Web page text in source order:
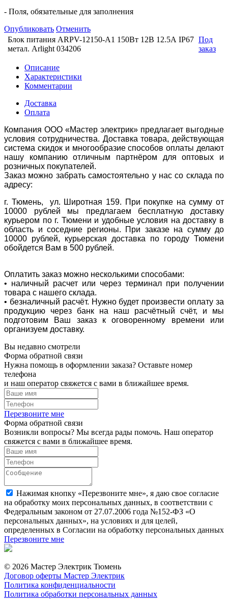
- Поля, обязательные для заполнения
Опубликовать Отменить
Блок питания ARPV-12150-A1 150Вт 12В 12.5А IP67
метал. Arlight 034206
Под
заказ
Описание
Характеристики
Комментарии
Доставка
Оплата
Компания ООО «Мастер электрик» предлагает выгодные
условия сотрудничества. Доставка товара, действующая
система скидок и многообразие способов оплаты делают
нашу компанию отличным партнёром для оптовых и
розничных покупателей.
Заказ можно забрать самостоятельно у нас со склада по
адресу:
г. Тюмень, ул. Широтная 159. При покупке на сумму от
10000 рублей мы предлагаем бесплатную доставку
курьером по г. Тюмени и удобные условия на доставку в
область и соседние регионы. При заказе на сумму до
10000 рублей, курьерская доставка по городу Тюмени
обойдется Вам в 500 рублей.
Оплатить заказ можно несколькими способами:
• наличный расчет или через терминал при получении
товара с нашего склада.
• безналичный расчёт. Нужно будет произвести оплату за
продукцию через банк на наш расчётный счёт, и мы
подготовим Ваш заказ к оговоренному времени или
организуем доставку.
Вы недавно смотрели
Форма обратной связи
Нужна помощь в оформлении заказа? Оставьте номер
телефона
и наш оператор свяжется с вами в ближайшее время.
Перезвоните мне
Форма обратной связи
Возникли вопросы? Мы всегда рады помочь. Наш оператор
свяжется с вами в ближайшее время.
Нажимая кнопку «Перезвоните мне», я даю свое согласие
на обработку моих персональных данных, в соответствии с
Федеральным законом от 27.07.2006 года №152-ФЗ «О
персональных данных», на условиях и для целей,
определенных в Согласии на обработку персональных данных
Перезвоните мне
© 2026 Мастер Электрик Тюмень
Договор оферты Мастер Электрик
Политика конфиденциальности
Политика обработки персональных данных